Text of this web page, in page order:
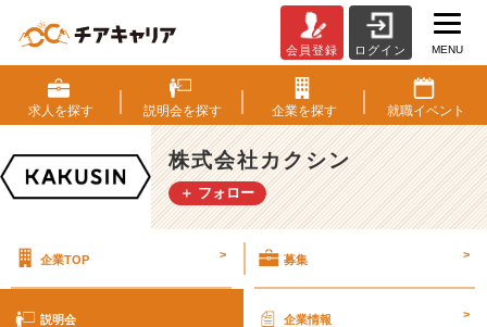
式
会
社
カ
ク
シ
明
会員登録 ログイン MENU
求人を探す 説明会を探す 企業を探す 就職イベント
株式会社カクシン
＋ フォロー
企業TOP > 募集 >
説明会 企業情報 >